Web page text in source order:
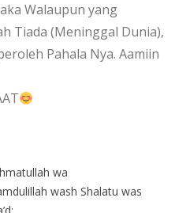
Walaupun yang
Tiada (Meninggal Dunia),
Pahala Nya. Aamiin
wa
wash Shalatu was